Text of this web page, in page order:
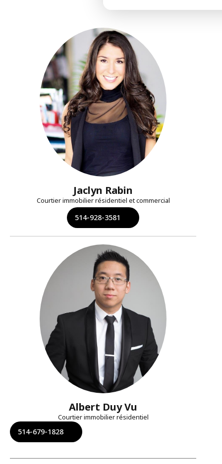
Jaclyn Rabin
Courtier immobilier résidentiel et commercial
514-928-3581
Albert Duy Vu
Courtier immobilier résidentiel
514-679-1828